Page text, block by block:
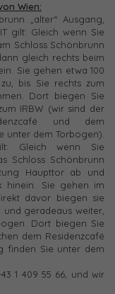
Wien:
„alter“ Ausgang,
gilt: Gleich wenn Sie
Schloss Schönbrunn
gleich rechts beim
Sie gehen etwa 100
bis Sie rechts zum
Dort biegen Sie
IRBW (wir sind der
und dem
unter dem Torbogen).
Gleich wenn Sie
Schloss Schönbrunn
Haupttor ab und
hinein. Sie gehen im
davor biegen sie
geradeaus weiter,
Dort biegen Sie
dem Residenzcafé
finden Sie unter dem
1 409 55 66, und wir